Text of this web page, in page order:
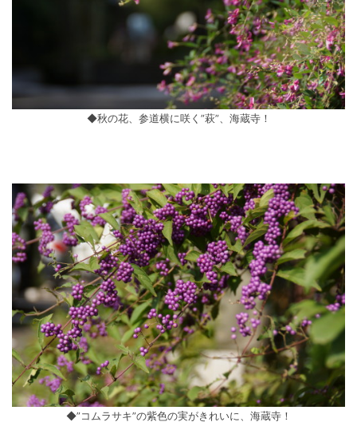
◆秋の花、参道横に咲く”萩”、海蔵寺！
◆”コムラサキ”の紫色の実がきれいに、海蔵寺！